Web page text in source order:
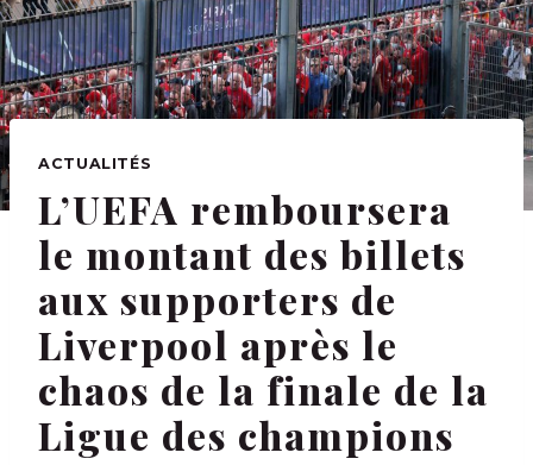
ACTUALITÉS
L’UEFA remboursera
le montant des billets
aux supporters de
Liverpool après le
chaos de la finale de la
Ligue des champions